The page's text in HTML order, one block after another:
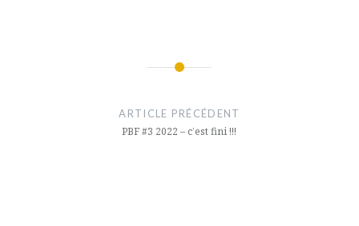
ARTICLE PRÉCÉDENT
PBF #3 2022 – c’est fini !!!